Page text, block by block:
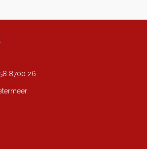
8700 26